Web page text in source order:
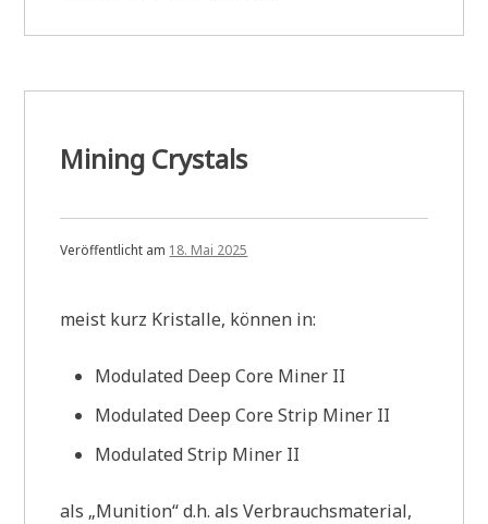
Mining Crystals
Veröffentlicht am 18. Mai 2025
meist kurz Kristalle, können in:
Modulated Deep Core Miner II
Modulated Deep Core Strip Miner II
Modulated Strip Miner II
als „Munition“ d.h. als Verbrauchsmaterial,